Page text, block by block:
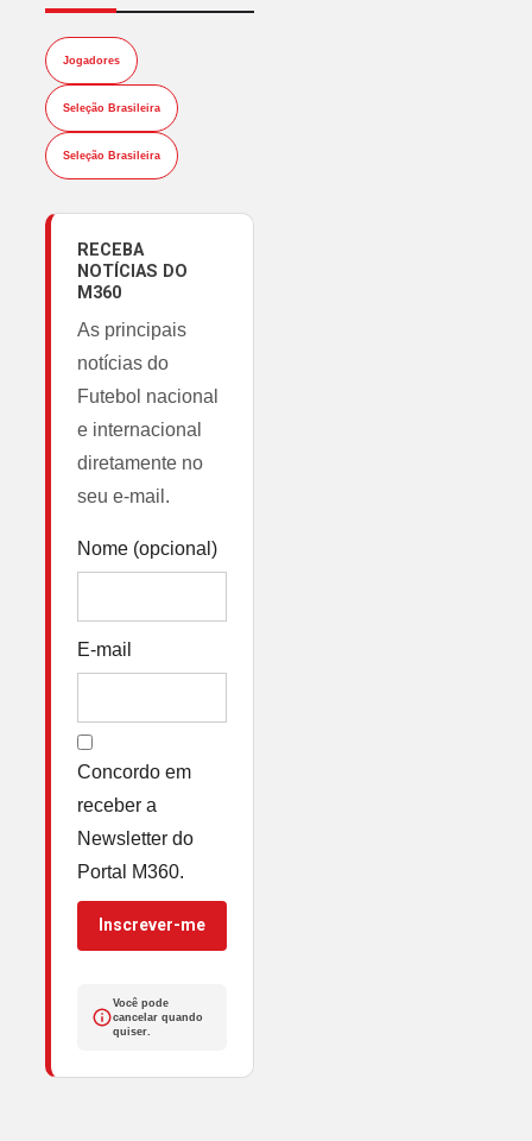
Jogadores
Seleção Brasileira
Seleção Brasileira
RECEBA
NOTÍCIAS DO
M360
As principais
notícias do
Futebol nacional
e internacional
diretamente no
seu e-mail.
Nome (opcional)
E-mail
Concordo em
receber a
Newsletter do
Portal M360.
Inscrever-me
Você pode
cancelar quando
quiser.